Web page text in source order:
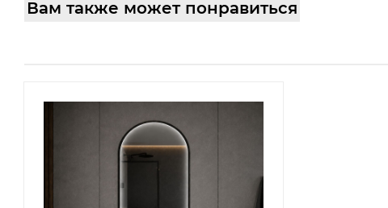
Вам также может понравиться